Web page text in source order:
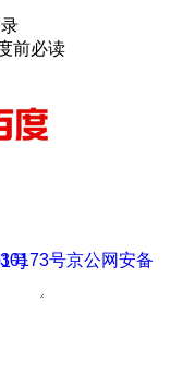
前必读
号
号